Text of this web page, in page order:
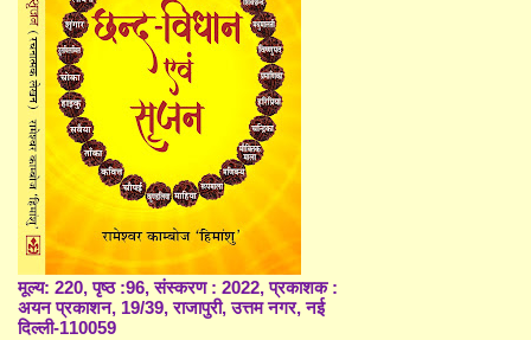
मूल्य: 220, पृष्ठ :96, संस्करण : 2022, प्रकाशक :
अयन प्रकाशन, 19/39, राजापुरी, उत्तम नगर, नई
दिल्ली-110059